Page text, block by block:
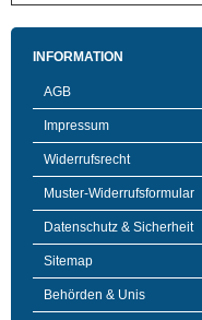
INFORMATION
AGB
Impressum
Widerrufsrecht
Muster-Widerrufsformular
Datenschutz & Sicherheit
Sitemap
Behörden & Unis